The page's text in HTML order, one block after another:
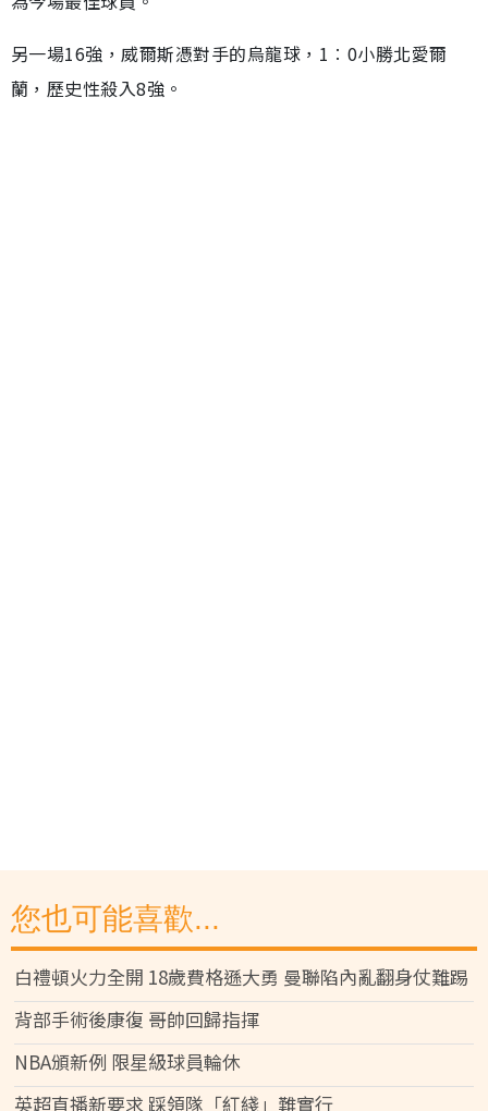
另一場16強，威爾斯憑對手的烏龍球，1︰0小勝北愛爾
蘭，歷史性殺入8強。
您也可能喜歡...
白禮頓火力全開 18歲費格遜大勇 曼聯陷內亂翻身仗難踢
背部手術後康復 哥帥回歸指揮
NBA頒新例 限星級球員輪休
英超直播新要求 踩領隊「紅綫」難實行